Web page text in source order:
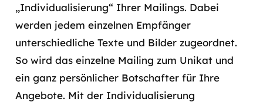
„Individualisierung“ Ihrer Mailings. Dabei
werden jedem einzelnen Empfänger
unterschiedliche Texte und Bilder zugeordnet.
So wird das einzelne Mailing zum Unikat und
ein ganz persönlicher Botschafter für Ihre
Angebote. Mit der Individualisierung